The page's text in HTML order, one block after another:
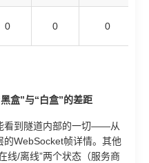
0 0 0
盒”与“白盒”的差距
看到隧道内部的一切——从
WebSocket帧详情。其他
线/离线”两个状态（服务商